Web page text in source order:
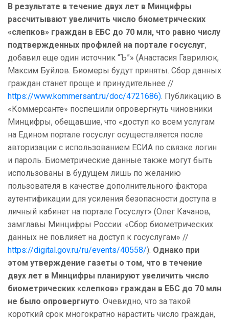
В результате в течение двух лет в Минцифры
рассчитывают увеличить число биометрических
«слепков» граждан в ЕБС до 70 млн, что равно числу
подтвержденных профилей на портале госуслуг,
добавил еще один источник “Ъ”» (Анастасия Гаврилюк,
Максим Буйлов. Биомеры будут приняты. Сбор данных
граждан станет проще и принудительнее //
https://www.kommersant.ru/doc/4721686). Публикацию в
«Коммерсанте» поспешили опровергнуть чиновники
Минцифры, обещавшие, что «доступ ко всем услугам
на Едином портале госуслуг осуществляется после
авторизации с использованием ЕСИА по связке логин
и пароль. Биометрические данные также могут быть
использованы в будущем лишь по желанию
пользователя в качестве дополнительного фактора
аутентификации для усиления безопасности доступа в
личный кабинет на портале Госуслуг» (Олег Качанов,
замглавы Минцифры России: «Сбор биометрических
данных не повлияет на доступ к госуслугам» //
https://digital.gov.ru/ru/events/40558/). Однако при
этом утверждение газеты о том, что в течение
двух лет в Минцифры планируют увеличить число
биометрических «слепков» граждан в ЕБС до 70 млн
не было опровергнуто. Очевидно, что за такой
короткий срок многократно нарастить число граждан,